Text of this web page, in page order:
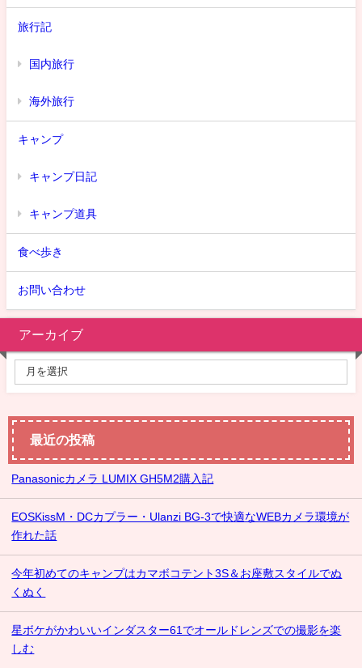
旅行記
国内旅行
海外旅行
キャンプ
キャンプ日記
キャンプ道具
食べ歩き
お問い合わせ
アーカイブ
最近の投稿
Panasonicカメラ LUMIX GH5M2購入記
EOSKissM・DCカプラー・Ulanzi BG-3で快適なWEBカメラ環境が
作れた話
今年初めてのキャンプはカマボコテント3S＆お座敷スタイルでぬ
くぬく
星ボケがかわいいインダスター61でオールドレンズでの撮影を楽
しむ